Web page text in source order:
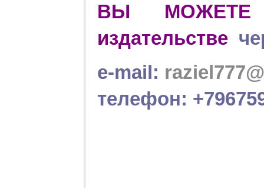
ВЫ
издательстве
e-mail:
телефон: